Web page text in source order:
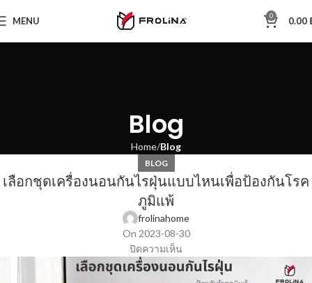
MENU 0 0.00
Blog
Home Blog
BLOG
เลือกชุดเครื่องนอนกันไรฝุ่นแบบไหนเพื่อป้องกันโรค
ภูมิแพ้
frolinahome
On 2023-08-30
ปิดความเห็น